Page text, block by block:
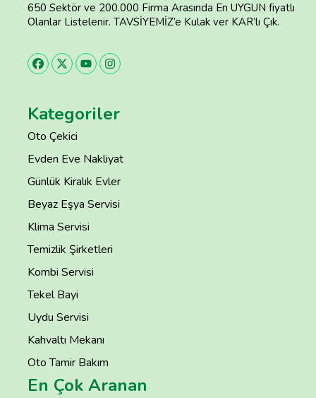
650 Sektör ve 200.000 Firma Arasında En UYGUN fiyatlı
Olanlar Listelenir. TAVSİYEMİZ’e Kulak ver KAR’lı Çık.
Kategoriler
Oto Çekici
Evden Eve Nakliyat
Günlük Kiralık Evler
Beyaz Eşya Servisi
Klima Servisi
Temizlik Şirketleri
Kombi Servisi
Tekel Bayi
Uydu Servisi
Kahvaltı Mekanı
Oto Tamir Bakım
En Çok Aranan